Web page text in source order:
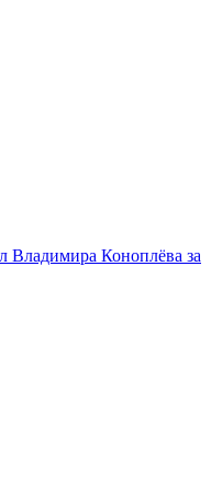
Владимира Коноплёва за